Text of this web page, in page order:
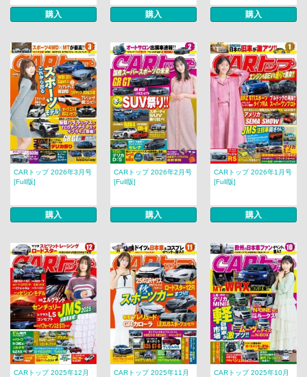
購入 購入 購入
CARトップ 2026年3月号
[Full版]
購入
CARトップ 2026年2月号
[Full版]
購入
CARトップ 2026年1月号
[Full版]
購入
CARトップ 2025年12月
CARトップ 2025年11月
CARトップ 2025年10月